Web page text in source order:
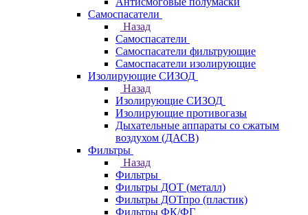
Самоспасатели
Назад
Самоспасатели
Самоспасатели фильтрующие
Самоспасатели изолирующие
Изолирующие СИЗОД
Назад
Изолирующие СИЗОД
Изолирующие противогазы
Дыхательные аппараты со сжатым
воздухом (ДАСВ)
Фильтры
Назад
Фильтры
Фильтры ДОТ (металл)
Фильтры ДОТпро (пластик)
Фильтры ФК/ФГ